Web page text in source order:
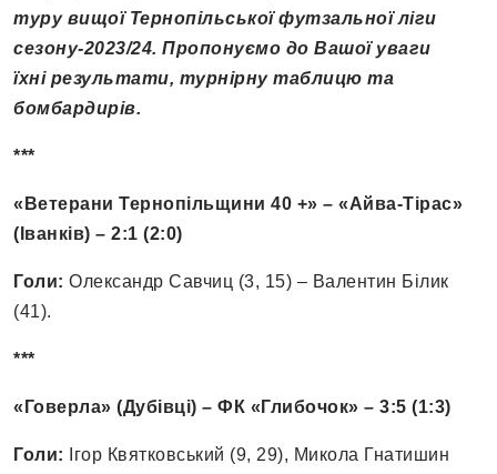
туру вищої Тернопільської футзальної ліги
сезону-2023/24. Пропонуємо до Вашої уваги
їхні результати, турнірну таблицю та
бомбардирів.
***
«Ветерани Тернопільщини 40 +» – «Айва-Тірас»
(Іванків) – 2:1 (2:0)
Голи: Олександр Савчиц (3, 15) – Валентин Білик
(41).
***
«Говерла» (Дубівці) – ФК «Глибочок» – 3:5 (1:3)
Голи: Ігор Квятковський (9, 29), Микола Гнатишин